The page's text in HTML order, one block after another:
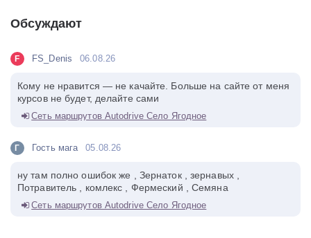
Обсуждают
F FS_Denis 06.08.26
Кому не нравится — не качайте. Больше на сайте от меня
курсов не будет, делайте сами
Сеть маршрутов Autodrive Село Ягодное
Г Гость мага 05.08.26
ну там полно ошибок же , Зернаток , зернавых ,
Потравитель , комлекс , Фермеский , Семяна
Сеть маршрутов Autodrive Село Ягодное